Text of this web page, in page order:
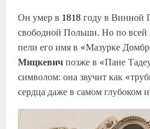
Он умер в 1818 году в Винной
свободной Польши. Но по всей
пели его имя в «Мазурке
Мицкевич позже в «Пане
символом: она звучит как
сердца даже в самом глубоком